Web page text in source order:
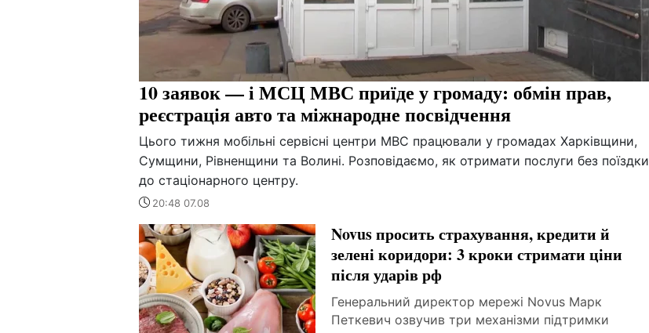
10 заявок — і МСЦ МВС приїде у громаду: обмін прав,
реєстрація авто та міжнародне посвідчення
Цього тижня мобільні сервісні центри МВС працювали у громадах Харківщини,
Сумщини, Рівненщини та Волині. Розповідаємо, як отримати послуги без поїздки
до стаціонарного центру.
20:48 07.08
Novus просить страхування, кредити й
зелені коридори: 3 кроки стримати ціни
після ударів рф
Генеральний директор мережі Novus Марк
Петкевич озвучив три механізми підтримки